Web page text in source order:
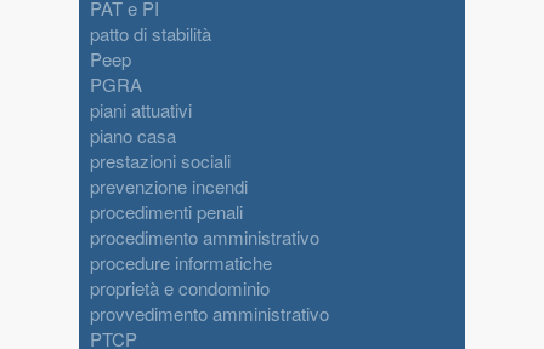
PAT e PI
patto di stabilità
Peep
PGRA
piani attuativi
piano casa
prestazioni sociali
prevenzione incendi
procedimenti penali
procedimento amministrativo
procedure informatiche
proprietà e condominio
provvedimento amministrativo
PTCP